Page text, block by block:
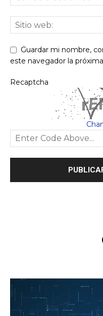
Guardar mi nombre,
este navegador la
Recaptcha